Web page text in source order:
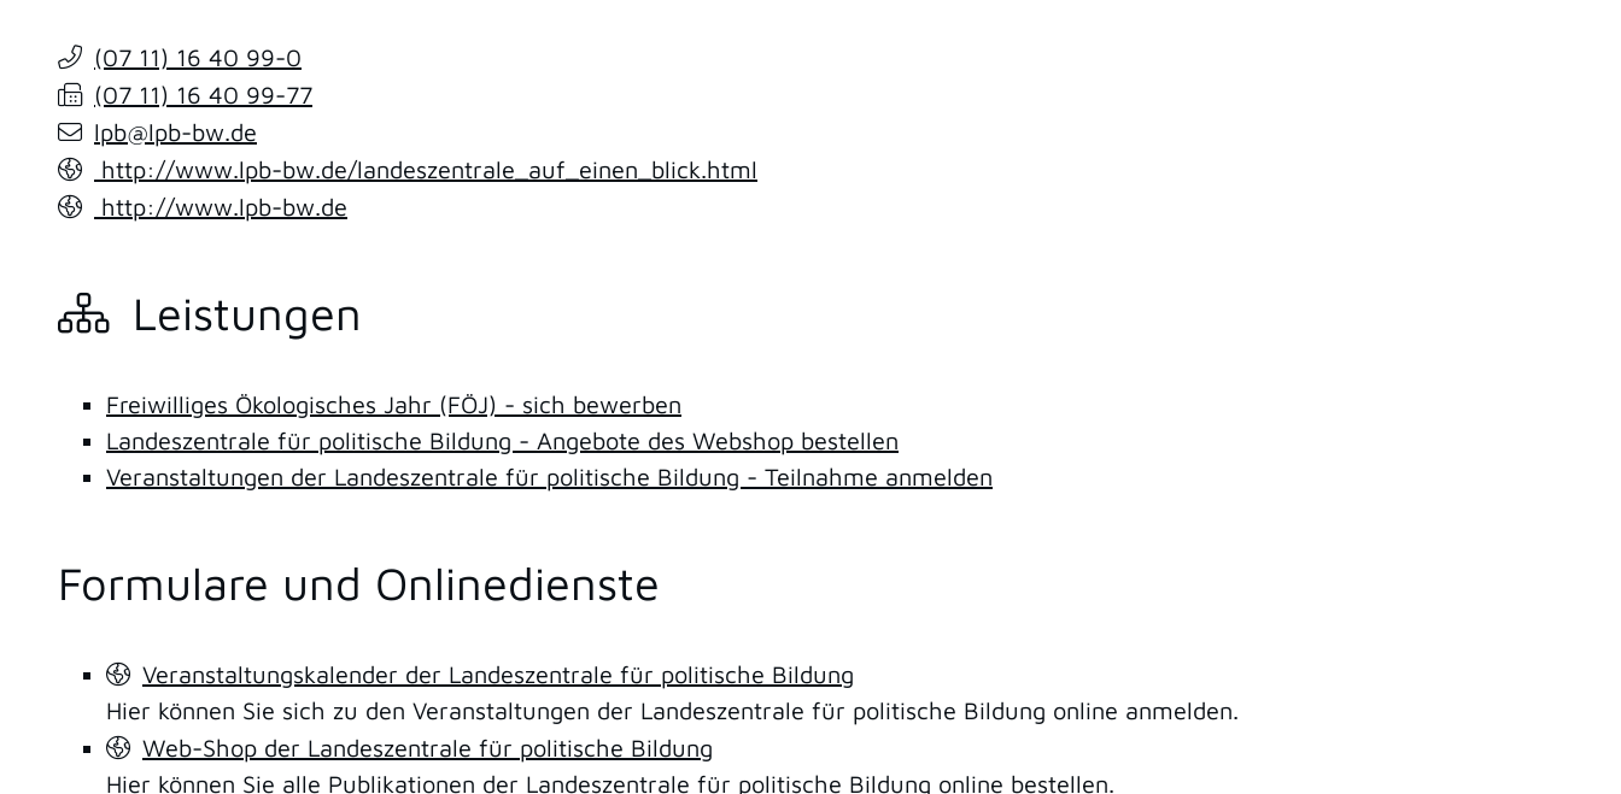
(07 11) 16 40 99-0
(07 11) 16 40 99-77
lpb@lpb-bw.de
http://www.lpb-bw.de/landeszentrale_auf_einen_blick.html
http://www.lpb-bw.de
Leistungen
Freiwilliges Ökologisches Jahr (FÖJ) - sich bewerben
Landeszentrale für politische Bildung - Angebote des Webshop bestellen
Veranstaltungen der Landeszentrale für politische Bildung - Teilnahme anmelden
Formulare und Onlinedienste
Veranstaltungskalender der Landeszentrale für politische Bildung
Hier können Sie sich zu den Veranstaltungen der Landeszentrale für politische Bildung online anmelden.
Web-Shop der Landeszentrale für politische Bildung
Hier können Sie alle Publikationen der Landeszentrale für politische Bildung online bestellen.